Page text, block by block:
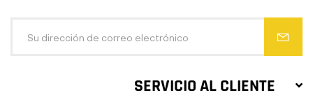
SERVICIO AL CLIENTE